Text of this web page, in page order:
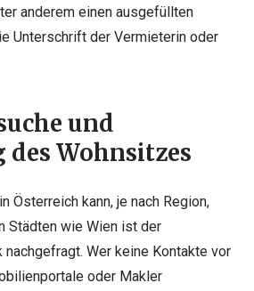
anderem einen ausgefüllten
Unterschrift der Vermieterin oder
und
Wohnsitzes
Österreich kann, je nach Region,
Städten wie Wien ist der
nachgefragt. Wer keine Kontakte vor
oder Makler